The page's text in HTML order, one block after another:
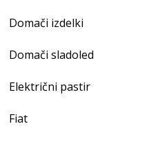
Domači izdelki
Domači sladoled
Električni pastir
Fiat